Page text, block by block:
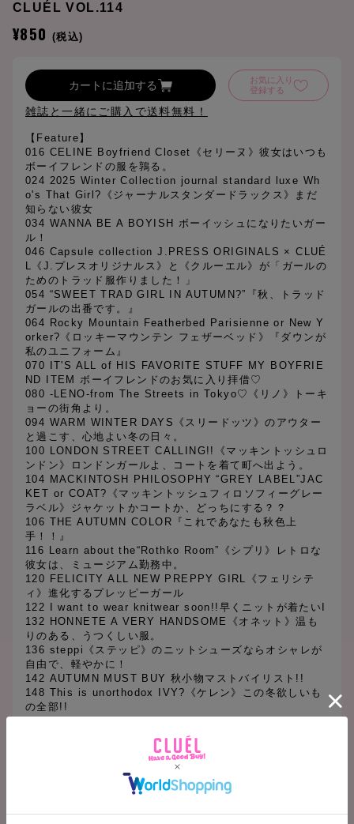
CLUÉL VOL.114
¥850 (税込)
カートに追加する
お気に入り
登録する
雑誌と一緒にご購入で送料無料！
【Feature】
016 CELINE Boyfriend Closet《セリーヌ》彼女はいつも
ボーイフレンドの服を鶉る。
024 2025 Winter Collection journal standard luxe Wh
o's That Girl?《ジャーナルスタンダードラックス》まだ
知らない彼女
034 WANNA BE A BOYISH ボーイッシュになりたいガー
ル！
046 Capsule collection J.PRESS ORIGINALS × CLUÉ
L《J.プレスオリジナルス》と《クルーエル》が「ガールの
ためのトラッド服作りました！」
054 “SWEET TRAD GIRL IN AUTUMN?”『秋、トラッド
ガールの出番です。』
064 Rocky Mountain Featherbed Parisienne or New Y
orker?《ロッキーマウンテン フェザーベッド》『ダウンが
私のユニフォーム』
070 IT'S ALL of HIS FAVORITE STUFF MY BOYFRIE
ND ITEM ボーイフレンドのお気に入り拝借♡
080 -LENO-from The Streets in Tokyo♡《リノ》トーキ
ョーの街角より。
094 WARM WINTER DAYS《スリードッツ》のアウター
と過こす、心地よい冬の日々。
100 LONDON STREET CALLING!!《マッキントッシュロ
ンドン》ロンドンガールよ、コートを着て町へ出よう。
104 MACKINTOSH PHILOSOPHY “GREY LABEL”JAC
KET or COAT?《マッキントッシュフィロソフィーグレー
ラベル》ジャケットかコートか、どっちにする？？
106 THE AUTUMN COLOR『これであなたも秋色上
手！！』
116 Learn about the“Rothko Room”《シプリ》レトロな
彼女は、ミュージアム勤務中。
120 FELICITY ALL NEW PREPPY GIRL《フェリシテ
ィ》進化するプレッピーガール
122 I want to wear knitwear soon!!早くニットが着たいI
132 HONNETE A VERY HANDSOME《オネット》温も
りのある、うつくしい服。
136 steppi《ステッピ》のニットシューズならオシャレが
自由で、軽やかに！
142 AUTUMN MUST BUY 秋小物マストバイリスト!!
148 This is unorthodox IVY?《ケレン》この冬欲しいも
の全部!!
009 Termrnal 01 COACH
011 Termrnal 02 HERMÈS
013 Termrnal 03 Dear My Dress
015 Termrnal 04 LOUIS VUITTON